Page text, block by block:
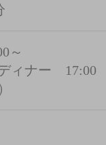
～
ィナー 17:00